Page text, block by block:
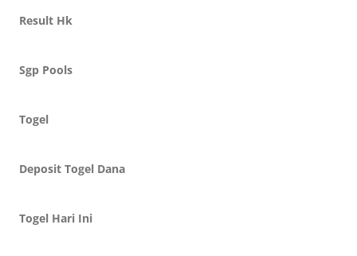
Result Hk
Sgp Pools
Togel
Deposit Togel Dana
Togel Hari Ini